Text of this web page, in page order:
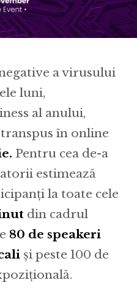
a virusului
luni,
al anului,
în online
Pentru cea de-a
estimează
la toate cele
din cadrul
80 de speakeri
și peste 100 de